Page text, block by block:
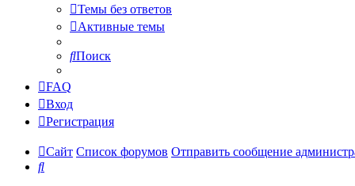
Темы без ответов
Активные темы
Поиск
FAQ
Вход
Регистрация
Сайт Список форумов Отправить сообщение
Поиск